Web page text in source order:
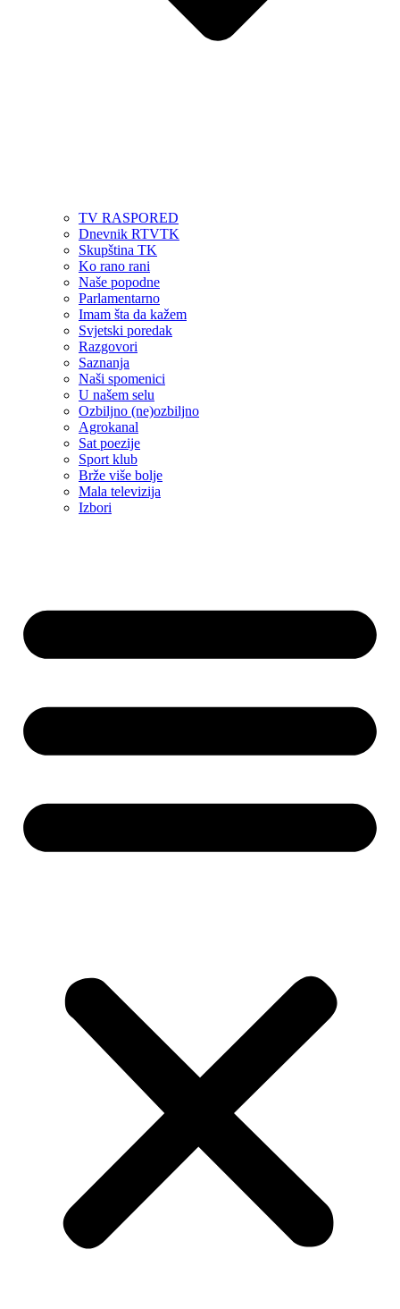
TV RASPORED
Dnevnik RTVTK
Skupština TK
Ko rano rani
Naše popodne
Parlamentarno
Imam šta da kažem
Svjetski poredak
Razgovori
Saznanja
Naši spomenici
U našem selu
Ozbiljno (ne)ozbiljno
Agrokanal
Sat poezije
Sport klub
Brže više bolje
Mala televizija
Izbori